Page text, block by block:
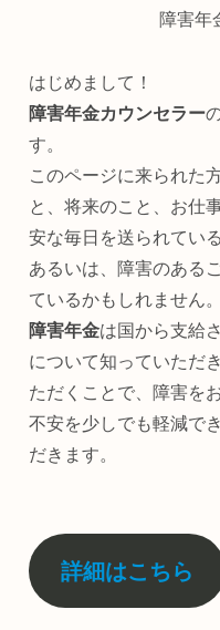
障害年
はじめまして！
障害年金カウンセラー
す。
このページに来られた
と、将来のこと、お仕
安な毎日を送られてい
あるいは、障害のある
ているかもしれません。
障害年金は国から支給
について知っていただ
ただくことで、障害を
不安を少しでも軽減で
だきます。
詳細はこちら